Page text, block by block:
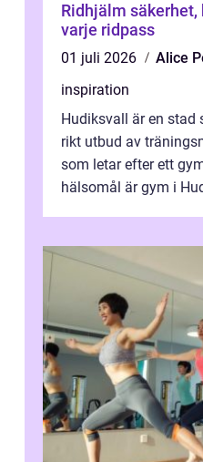
Ridhjälm säkerhet, komfort och stil i
varje ridpass
01 juli 2026
Alice
inspiration
Hudiksvall är en stad
rikt utbud av
som letar efter ett
hälsomål är gym i